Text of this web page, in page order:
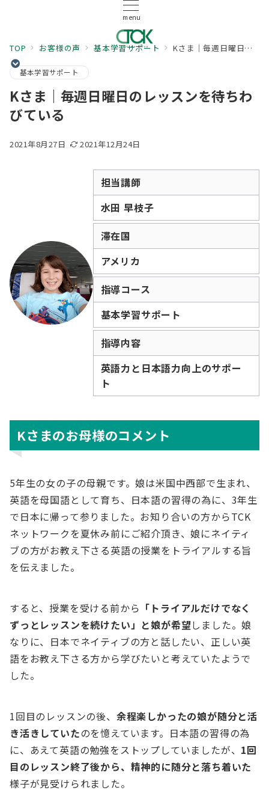
menu
TOP お客様の声 基本学習サポート Kさま｜毎週日曜日のレッスンを待ちわびている
基本学習サポート
Kさま｜毎週日曜日のレッスンを待ちわ
びている
2021年8月27日 2021年12月24日
担当講師
水田 早枝子
滞在国
アメリカ
指導コース
基本学習サポート
指導内容
英語力と日本語力向上のサポー
ト
Kさまのお母様のコメント
5年生の女の子の母親です。娘は米国中西部で生まれ、
英語を母国語として育ち、日本語の習得の為に、3年生
で日本に帰って参りました。お知り合いの方からTCK
ネットワークを夏休み前にご紹介頂き、娘にネイティ
ブの方がお教え下さる英語の授業をトライアルする旨
を伝えました。
すると、授業を受ける前から 「トライアルだけでなく
ずっとレッスンを続けたい」と娘が希望しました。娘
なりに、日本でネイティブの方と話したい、正しい英
語をお教え下さる方から学びたいと考えていたようで
した。
1回目のレッスンの後、 余程楽しかったの娘が随分と活
き活きしていたのを憶えています。日本語の習得の為
に、あえて英語の勉強をストップしていましたが、 1回
目のレッスン終了後から、精神的に随分と落ち着いた
様子が見受けられました。